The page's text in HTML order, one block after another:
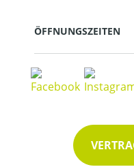
ÖFFNUNGSZEITEN